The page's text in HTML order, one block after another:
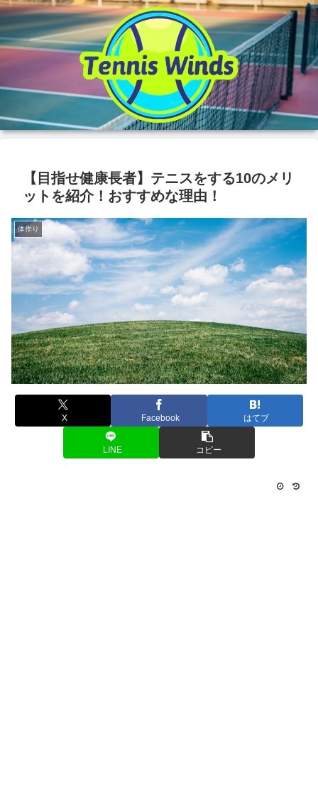
【目指せ健康長者】テニスをする10のメリ
ットを紹介！おすすめな理由！
体作り
X Facebook はてブ
LINE コピー